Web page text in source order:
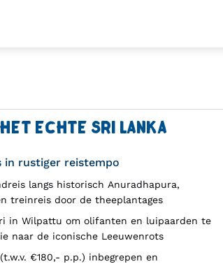
ECHTE SRI LANKA
in rustiger reistempo
langs historisch Anuradhapura,
treinreis door de theeplantages
in Wilpattu om olifanten en luipaarden te
naar de iconische Leeuwenrots
€180,- p.p.) inbegrepen en